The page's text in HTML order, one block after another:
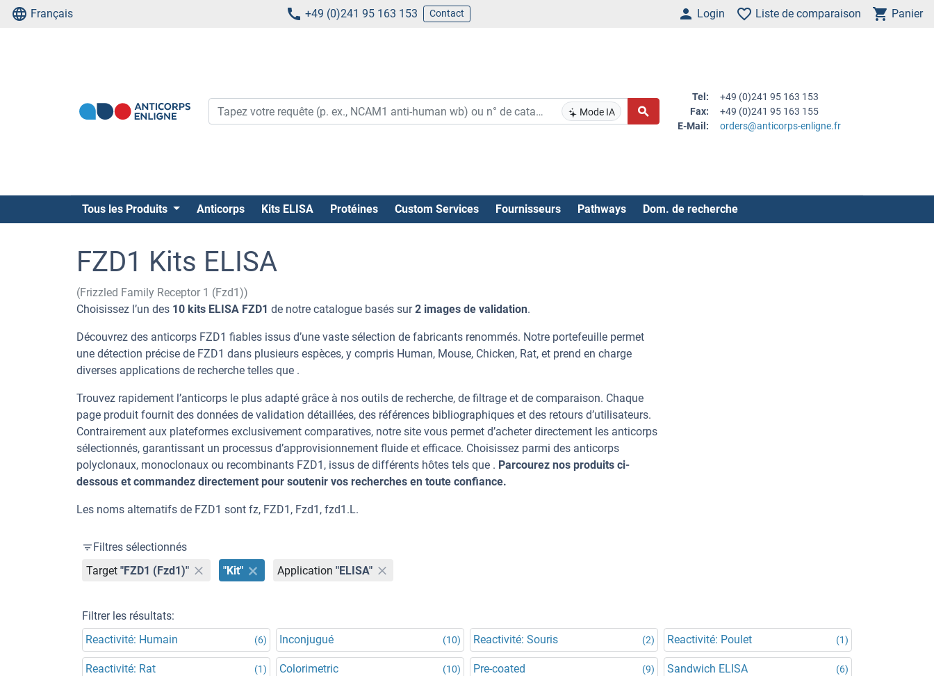
Français +49 (0)241 95 163 153 Contact Login Liste de comparaison Panier
Mode IA
Tel:
+49 (0)241 95 163 153
Fax:
+49 (0)241 95 163 155
E-Mail:
orders@anticorps-enligne.fr
Tous les Produits Anticorps Kits ELISA Protéines Custom Services Fournisseurs Pathways Dom. de recherche
FZD1 Kits ELISA
(Frizzled Family Receptor 1 (Fzd1))
Choisissez l’un des 10 kits ELISA FZD1 de notre catalogue basés sur2 images de validation.
Découvrez des anticorps FZD1 fiables issus d’une vaste sélection de fabricants renommés. Notre portefeuille permet
une détection précise de FZD1 dans plusieurs espèces, y compris Human, Mouse, Chicken, Rat, et prend en charge
diverses applications de recherche telles que .
Trouvez rapidement l’anticorps le plus adapté grâce à nos outils de recherche, de filtrage et de comparaison. Chaque
page produit fournit des données de validation détaillées, des références bibliographiques et des retours d’utilisateurs.
Contrairement aux plateformes exclusivement comparatives, notre site vous permet d’acheter directement les anticorps
sélectionnés, garantissant un processus d’approvisionnement fluide et efficace. Choisissez parmi des anticorps
polyclonaux, monoclonaux ou recombinants FZD1, issus de différents hôtes tels que . Parcourez nos produits ci-
dessous et commandez directement pour soutenir vos recherches en toute confiance.
Les noms alternatifs de FZD1 sont fz, FZD1, Fzd1, fzd1.L.
Filtres sélectionnés
Target "FZD1 (Fzd1)" "Kit" Application "ELISA"
Filtrer les résultats:
Reactivité: Humain
(6) Inconjugué (10) Reactivité: Souris (2) Reactivité: Poulet (1)
Reactivité: Rat (1) Colorimetric (10) Pre-coated (9) Sandwich ELISA (6)